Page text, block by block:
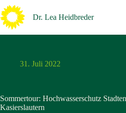
Zum
Inhalt
springen
Dr. Lea Heidbreder
31. Juli 2022
Sommertour: Hochwasserschutz
Kasierslautern